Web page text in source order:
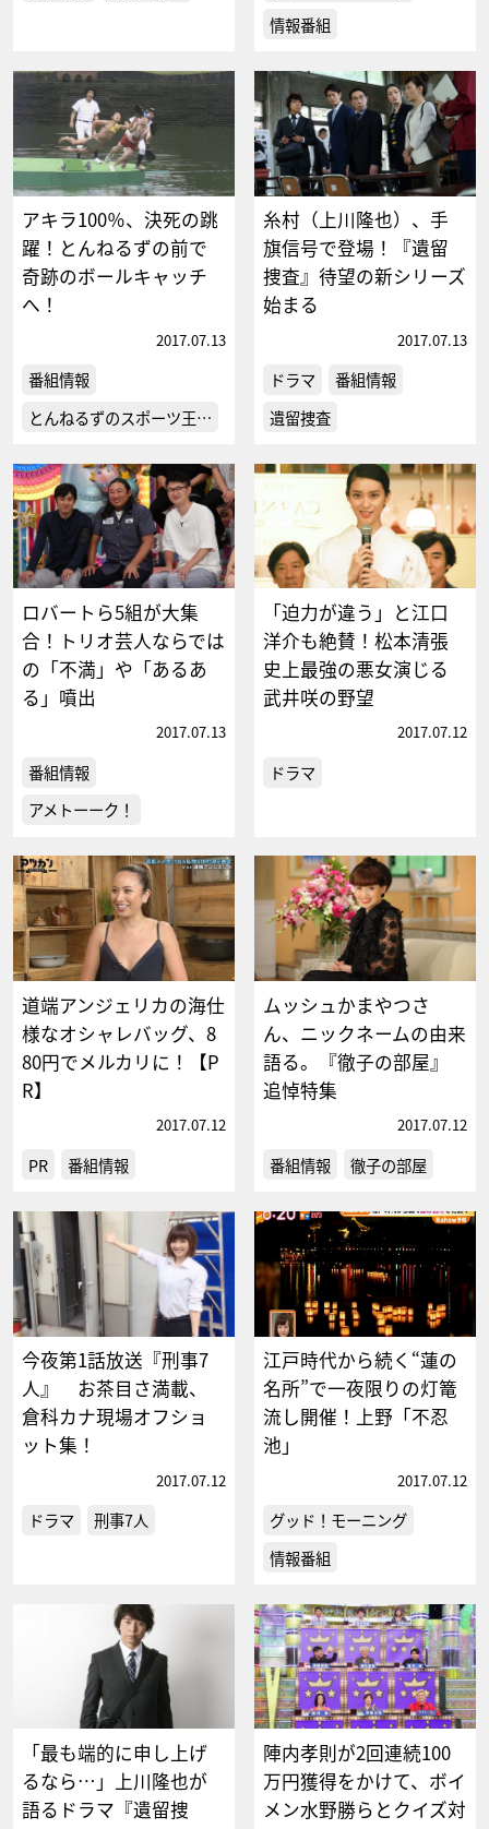
情報番組
アキラ100％、決死の跳
躍！とんねるずの前で
奇跡のボールキャッチ
へ！
2017.07.13
番組情報
とんねるずのスポーツ王…
糸村（上川隆也）、手
旗信号で登場！『遺留
捜査』待望の新シリーズ
始まる
2017.07.13
ドラマ
番組情報
遺留捜査
ロバートら5組が大集
合！トリオ芸人ならでは
の「不満」や「あるあ
る」噴出
2017.07.13
番組情報
アメトーーク！
「迫力が違う」と江口
洋介も絶賛！松本清張
史上最強の悪女演じる
武井咲の野望
2017.07.12
ドラマ
道端アンジェリカの海仕
様なオシャレバッグ、8
80円でメルカリに！【P
R】
2017.07.12
PR 番組情報
ムッシュかまやつさ
ん、ニックネームの由来
語る。『徹子の部屋』
追悼特集
2017.07.12
番組情報 徹子の部屋
今夜第1話放送『刑事7
人』 お茶目さ満載、
倉科カナ現場オフショ
ット集！
2017.07.12
ドラマ 刑事7人
江戸時代から続く“蓮の
名所”で一夜限りの灯篭
流し開催！上野「不忍
池」
2017.07.12
グッド！モーニング
情報番組
「最も端的に申し上げ
るなら…」上川隆也が
語るドラマ『遺留捜
陣内孝則が2回連続100
万円獲得をかけて、ボイ
メン水野勝らとクイズ対